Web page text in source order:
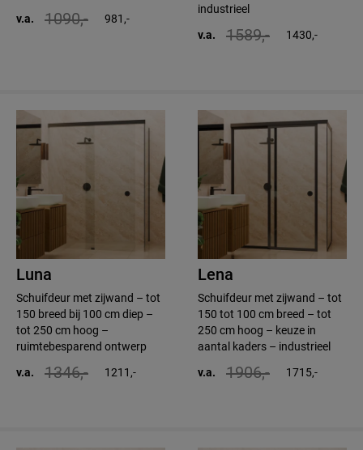
v.a.
1090,- 981,-
industrieel
v.a.
1589,- 1430,-
Luna
Schuifdeur met zijwand – tot
150 breed bij 100 cm diep –
tot 250 cm hoog –
ruimtebesparend ontwerp
v.a.
1346,- 1211,-
Lena
Schuifdeur met zijwand – tot
150 tot 100 cm breed – tot
250 cm hoog – keuze in
aantal kaders – industrieel
v.a.
1906,- 1715,-